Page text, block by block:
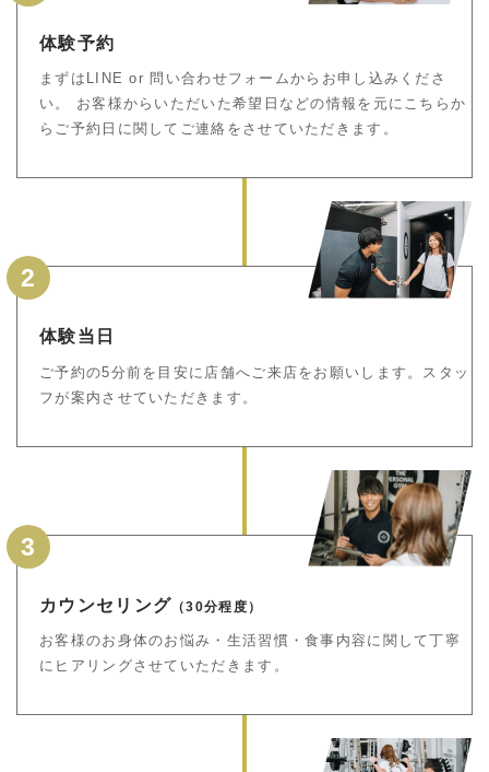
体験予約
まずはLINE or 問い合わせフォームからお申し込みくださ
い。 お客様からいただいた希望日などの情報を元にこちらか
らご予約日に関してご連絡をさせていただきます。
2
体験当日
ご予約の5分前を目安に店舗へご来店をお願いします。スタッ
フが案内させていただきます。
3
カウンセリング （30分程度）
お客様のお身体のお悩み・生活習慣・食事内容に関して丁寧
にヒアリングさせていただきます。